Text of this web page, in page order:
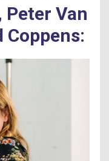
Peter Van
Coppens: